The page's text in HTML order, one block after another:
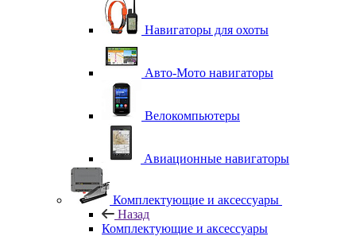
Навигаторы для охоты
Авто-Мото навигаторы
Велокомпьютеры
Авиационные навигаторы
Комплектующие и аксессуары
Назад
Комплектующие и аксессуары